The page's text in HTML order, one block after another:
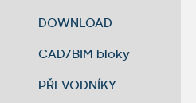
DOWNLOAD
CAD/BIM bloky
PŘEVODNÍKY